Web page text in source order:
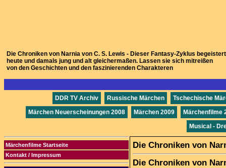
Die Chroniken von Narnia von C. S. Lewis - Dieser Fantasy-Zyklus begeistert
heute und damals jung und alt gleichermaßen. Lassen sie sich mitreißen
von den Geschichten und den faszinierenden Charakteren
DDR TV Archiv Russische Märchen
Tschechische
Märchen Neuerscheinungen 2008
Märchen 2009
Märchenfilme
Musical -
Märchenfilme Startseite
Kontakt / Impressum
Die Chroniken von
Die Chroniken von